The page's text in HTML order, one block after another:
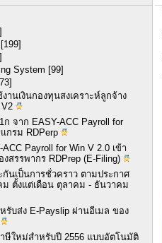
[199]
System [99]
านเงินกองทุนสงเคราะห์ลูกจ้าง
จาก EASY-ACC Payroll for
กรม RDPerp
Payroll for Win V 2.0 เข้า
สรรพากร RDPrep (E-Filing)
กันเป็นการชั่วคราว ตามประกาศ
ม ตั้งแต่เดือน ตุลาคม - ธันวาคม
รับส่ง E-Payslip ผ่านอีเมล ของ
ษีใหม่สำหรับปี 2556 แบบอัตโนมัติ